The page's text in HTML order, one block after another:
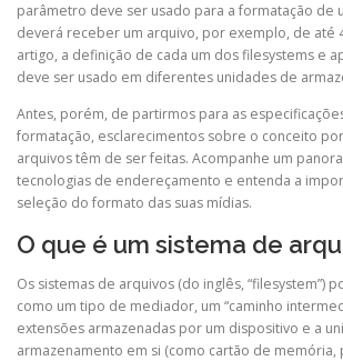
parâmetro deve ser usado para a formatação de
deverá receber um arquivo, por exemplo, de até
artigo, a definição de cada um dos filesystems e
deve ser usado em diferentes unidades de
Antes, porém, de partirmos para as
formatação, esclarecimentos sobre o conceito
arquivos têm de ser feitas. Acompanhe um
tecnologias de endereçamento e entenda a
seleção do formato das suas mídias.
O que é um sistema de
Os sistemas de arquivos (do inglês, “filesystem”)
como um tipo de mediador, um “caminho
extensões armazenadas por um dispositivo e a
armazenamento em si (como cartão de memória,